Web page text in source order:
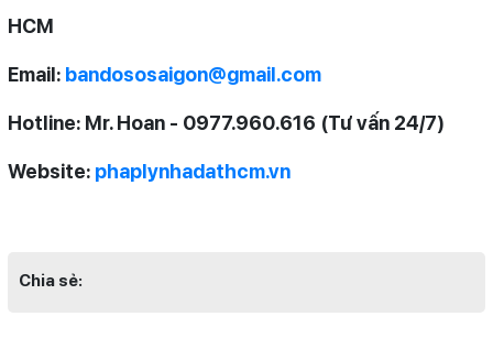
HCM
Email: bandososaigon@gmail.com
Hotline: Mr. Hoan - 0977.960.616 (Tư vấn 24/7)
Website: phaplynhadathcm.vn
Chia sẻ: